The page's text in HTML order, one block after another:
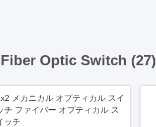
Fiber Optic Switch (27)
メカニカル オプティカル スイ
チ ファイバー オプティカル ス
ッチ